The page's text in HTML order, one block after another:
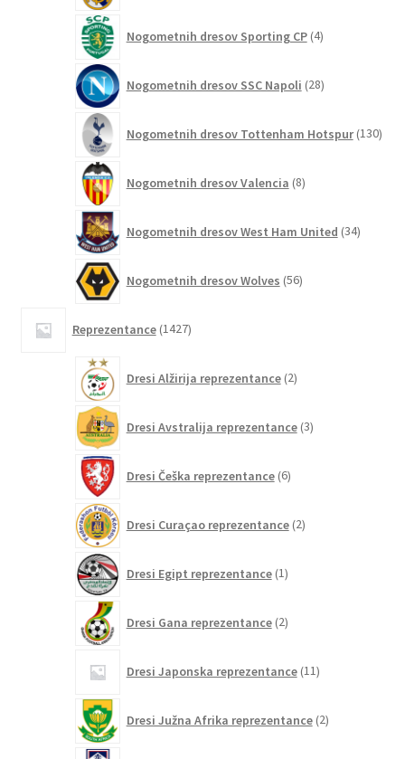
Nogometnih dresov Sporting CP 4izdelki
Nogometnih dresov SSC Napoli 28izdelkov
Nogometnih dresov Tottenham Hotspur 130
Nogometnih dresov Valencia 8izdelkov
Nogometnih dresov West Ham United 34izdelkov
Nogometnih dresov Wolves 56izdelkov
Reprezentance 1427izdelkov
Dresi Alžirija reprezentance 2izdelka
Dresi Avstralija reprezentance 3izdelki
Dresi Češka reprezentance 6izdelkov
Dresi Curaçao reprezentance 2izdelka
Dresi Egipt reprezentance 1izdelek
Dresi Gana reprezentance 2izdelka
Dresi Japonska reprezentance 11izdelkov
Dresi Južna Afrika reprezentance 2izdelka